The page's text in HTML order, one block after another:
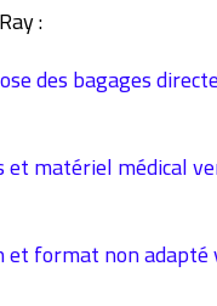
:
des bagages
et matériel médical
et format non adapté